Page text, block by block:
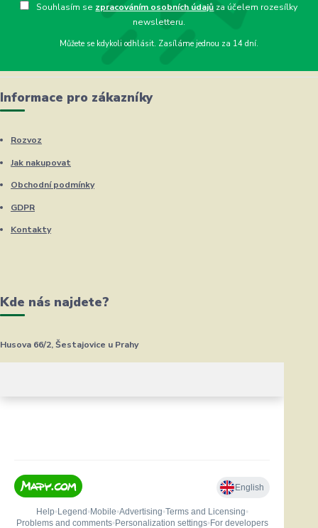
Souhlasím se zpracováním osobních údajů za účelem rozesílky
newsletteru.
Můžete se kdykoli odhlásit. Zasíláme jednou za 14 dní.
Informace pro zákazníky
Rozvoz
Jak nakupovat
Obchodní podmínky
GDPR
Kontakty
Kde nás najdete?
Husova 66/2, Šestajovice u Prahy